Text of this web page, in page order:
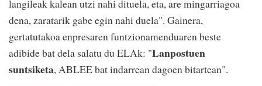
langileak kalean utzi nahi dituela, eta, are mingarriagoa
dena, zaratarik gabe egin nahi duela". Gainera,
gertatutakoa enpresaren funtzionamenduaren beste
adibide bat dela salatu du ELAk: "Lanpostuen
suntsiketa, ABLEE bat indarrean dagoen bitartean".